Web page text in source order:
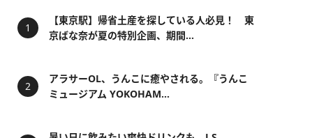
【東京駅】帰省土産を探している人必見！ 東
京ばな奈が夏の特別企画、期間...
アラサーOL、うんこに癒やされる。『うんこ
ミュージアム YOKOHAM...